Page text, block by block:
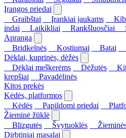
Įrangos priedai
Graibštai
Įrankiai jaukams
indai
Laikikliai Rankšluosčiai
Apranga
Bridkelnės
Kostiumai Batai
Dėklai, kuprinės, dėžės
Dėklai meškerėms
Dėžutės
krepšiai
Pavadėlinės
Kitos prekės
Kėdės, platformos
Kėdės
Papildomi priedai
Žieminė žūklė
Blizgutės
Švytuoklės
Dirbtiniai masalai